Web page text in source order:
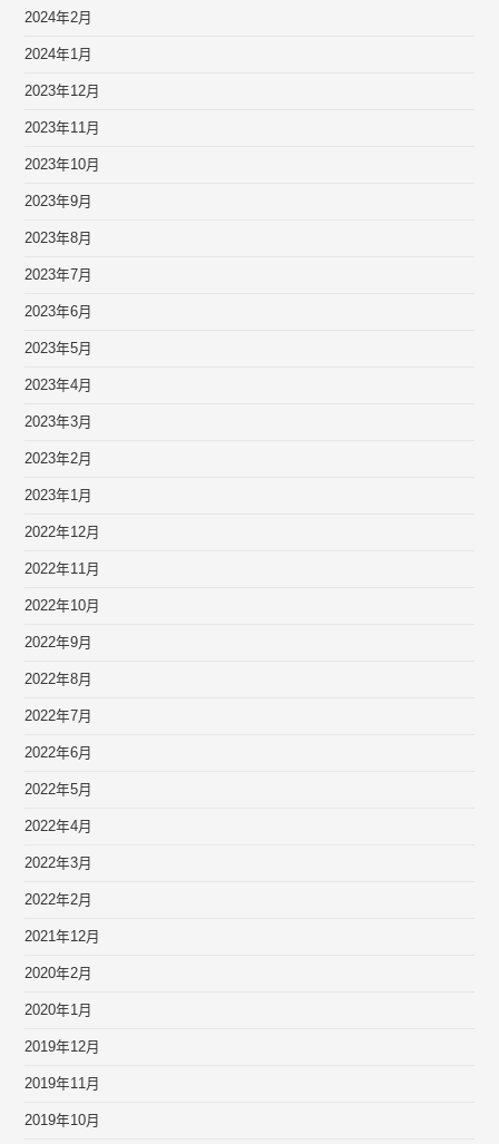
2024年2月
2024年1月
2023年12月
2023年11月
2023年10月
2023年9月
2023年8月
2023年7月
2023年6月
2023年5月
2023年4月
2023年3月
2023年2月
2023年1月
2022年12月
2022年11月
2022年10月
2022年9月
2022年8月
2022年7月
2022年6月
2022年5月
2022年4月
2022年3月
2022年2月
2021年12月
2020年2月
2020年1月
2019年12月
2019年11月
2019年10月